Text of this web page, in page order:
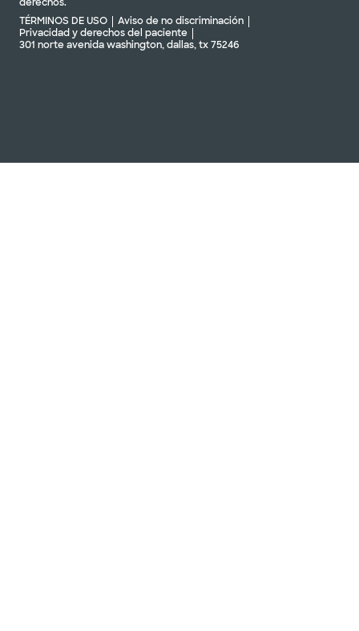
derechos.
TÉRMINOS DE USO
Aviso de no discriminación
Privacidad y derechos del paciente
301 norte avenida washington, dallas, tx 75246